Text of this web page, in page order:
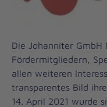
Die Johanniter
Fördermitgliedern,
allen weiteren
transparentes Bild
14. April 2021 wurde